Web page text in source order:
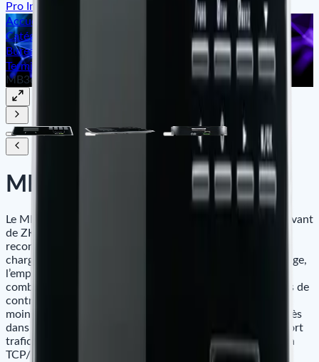
Pro Intégration
Accueil
Catégories
Bureau Intelligent & Gestion du Temps
Terminal de Gestion de Présence
MB360
MB360
Le MB360 est un terminal d’accès multi-biométrique innovant
de ZKTeco, équipé des dernières technologies de
reconnaissance faciale et d’empreinte digitale. Il prend en
charge plusieurs méthodes de vérification, incluant le visage,
l’empreinte digitale, la carte, le mot de passe, ou toute
combinaison de celles-ci, ainsi que des fonctions basiques de
contrôle d’accès. Grâce à une vérification ultra-rapide en
moins d’une seconde, le MB360 facilite la gestion des accès
dans les bureaux, les industries et les environnements à fort
trafic. La communication avec un PC se fait facilement via
TCP/IP ou interface USB pour le transfert manuel des